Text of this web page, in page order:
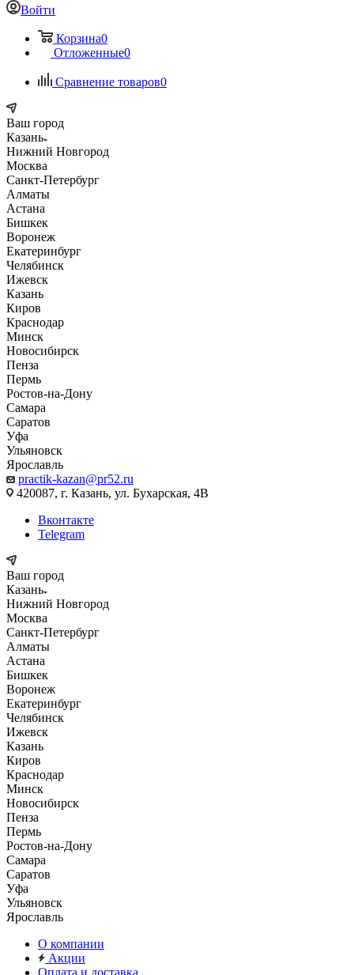
Войти
Корзина0
Отложенные0
Сравнение товаров0
Ваш город
Казань
Нижний Новгород
Москва
Санкт-Петербург
Алматы
Астана
Бишкек
Воронеж
Екатеринбург
Челябинск
Ижевск
Казань
Киров
Краснодар
Минск
Новосибирск
Пенза
Пермь
Ростов-на-Дону
Самара
Саратов
Уфа
Ульяновск
Ярославль
practik-kazan@pr52.ru
420087, г. Казань, ул. Бухарская, 4В
Вконтакте
Telegram
Ваш город
Казань
Нижний Новгород
Москва
Санкт-Петербург
Алматы
Астана
Бишкек
Воронеж
Екатеринбург
Челябинск
Ижевск
Казань
Киров
Краснодар
Минск
Новосибирск
Пенза
Пермь
Ростов-на-Дону
Самара
Саратов
Уфа
Ульяновск
Ярославль
О компании
Акции
Оплата и доставка